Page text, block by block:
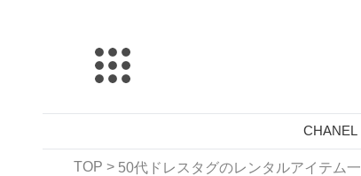
CHANEL
TOP > 50代ドレスタグのレンタルアイテム